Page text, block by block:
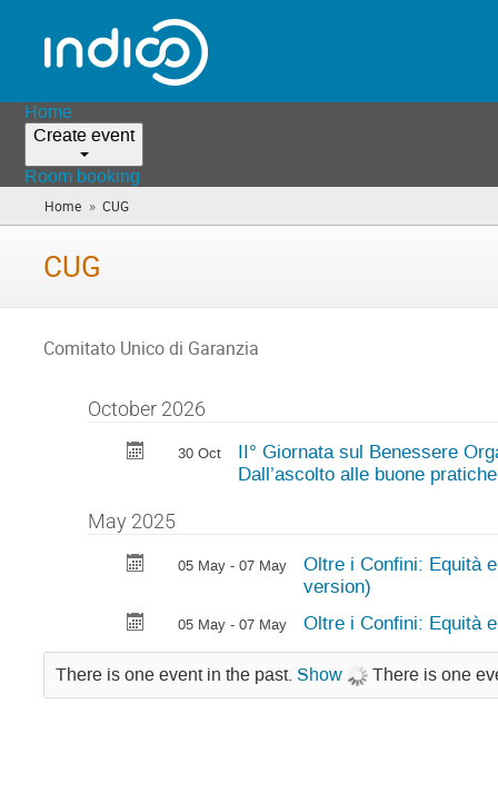
Home
Create event
Room booking
Home » CUG
are
CUG
Comitato Unico di Garanzia
October 2026
30 Oct
II° Giornata sul Benessere
Dall’ascolto alle buone
May 2025
05 May - 07 May
Oltre i Confini: Equità
version)
05 May - 07 May Oltre i Confini: Equità
There is one event in the past. Show There is one